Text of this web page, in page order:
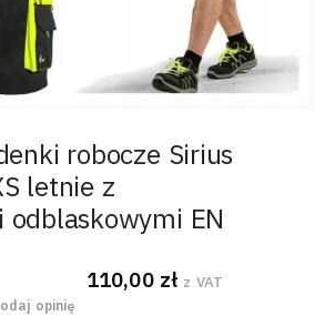
robocze Sirius
letnie z
EN
opinię
110,00 zł z VAT